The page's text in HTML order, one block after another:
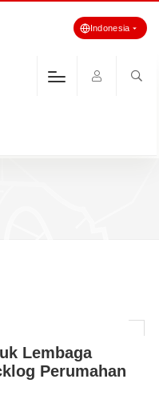
Indonesia
Lembaga
Perumahan